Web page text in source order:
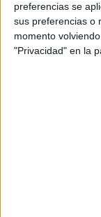
preferencias se
sus preferencias o
momento
"Privacidad" en la
SEGUIR